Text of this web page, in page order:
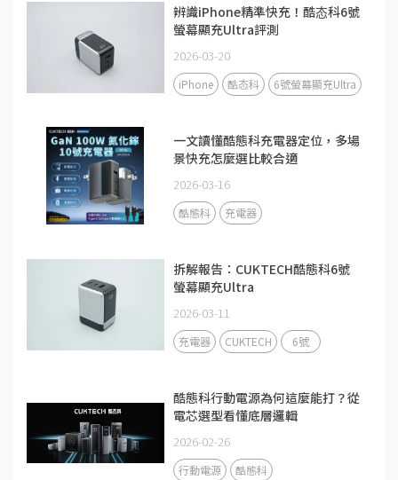
辨識iPhone精準快充！酷态科6號
螢幕顯充Ultra評測
2026-03-20
iPhone 酷态科 6號螢幕顯充Ultra
一文讀懂酷態科充電器定位，多場
景快充怎麼選比較合適
2026-03-16
酷態科 充電器
拆解報告：CUKTECH酷態科6號
螢幕顯充Ultra
2026-03-11
充電器 CUKTECH 6號
酷態科行動電源為何這麼能打？從
電芯選型看懂底層邏輯
2026-02-26
行動電源 酷態科